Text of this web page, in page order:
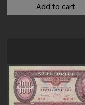
Add to cart